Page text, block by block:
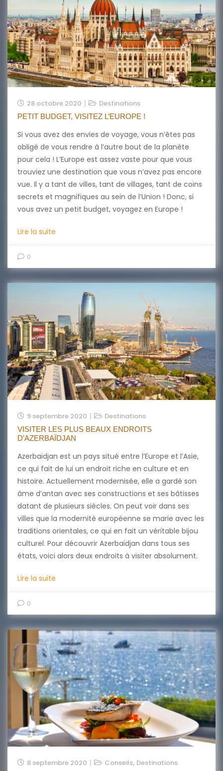
28 octobre 2020 Destinations
PETIT BUDGET, VISITEZ L’EUROPE !
Si vous avez des envies de voyage, vous n’êtes pas
obligé de vous rendre à l’autre bout de la planète
pour cela ! L’Europe est assez vaste pour que vous
trouviez une destination que vous n’avez pas encore
vue. Il y a tant de villes, tant de villages, tant de coins
secrets et magnifiques au sein de l’Union ! Donc, si
vous avez un petit budget, voyagez en Europe !
Lire la suite
0
9 septembre 2020 Destinations
VISITER LES PLUS BEAUX ENDROITS
D’AZERBAÏDJAN
Azerbaïdjan est un pays situé entre l’Europe et l’Asie,
ce qui fait de lui un endroit riche en culture et en
histoire. Actuellement modernisée, elle a gardé son
âme d’antan avec ses constructions et ses bâtisses
datant de plusieurs siècles. On peut voir dans ses
villes que la modernité européenne se marie avec les
traditions orientales, ce qui en fait un véritable bijou
culturel. Pour découvrir Azerbaïdjan dans tous ses
états, voici alors deux endroits à visiter absolument.
Lire la suite
0
8 septembre 2020 Conseils, Destinations